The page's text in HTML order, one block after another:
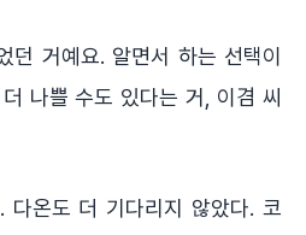
던 거예요. 알면서 하는 선택이
나쁠 수도 있다는 거, 이겸 씨
다온도 더 기다리지 않았다. 코